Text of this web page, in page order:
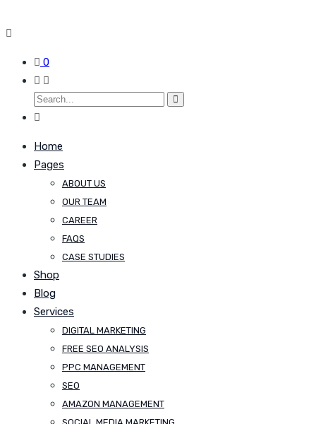
0
Home
Pages
ABOUT US
OUR TEAM
CAREER
FAQS
CASE STUDIES
Shop
Blog
Services
DIGITAL MARKETING
FREE SEO ANALYSIS
PPC MANAGEMENT
SEO
AMAZON MANAGEMENT